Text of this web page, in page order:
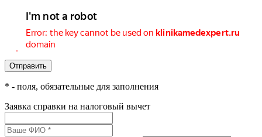
* - поля, обязательные для заполнения
Заявка справки на налоговый вычет